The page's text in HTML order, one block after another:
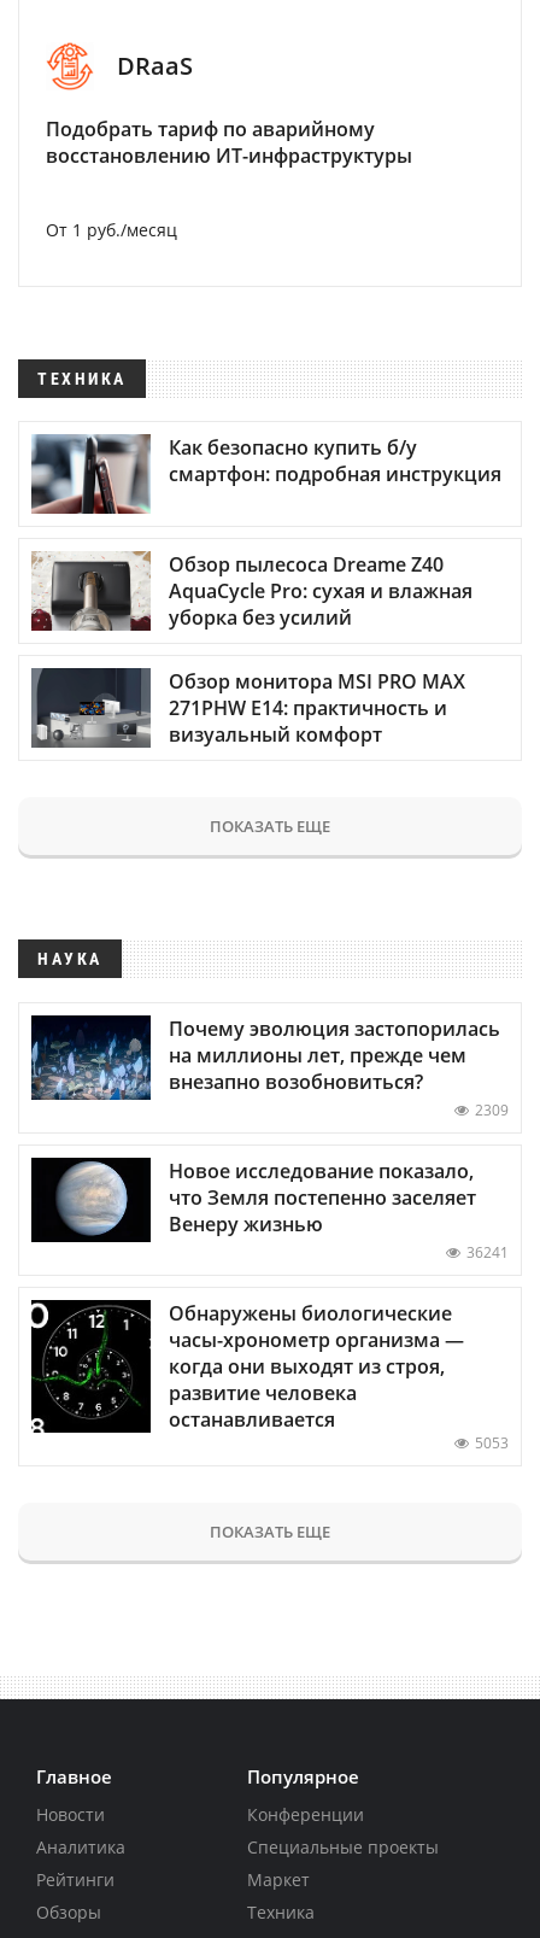
DRaaS
Подобрать тариф по аварийному
восстановлению ИТ-инфраструктуры
От 1 руб./месяц
ТЕХНИКА
Как безопасно купить б/у
смартфон: подробная инструкция
Обзор пылесоса Dreame Z40
AquaCycle Pro: сухая и влажная
уборка без усилий
Обзор монитора MSI PRO MAX
271PHW E14: практичность и
визуальный комфорт
ПОКАЗАТЬ ЕЩЕ
НАУКА
Почему эволюция застопорилась
на миллионы лет, прежде чем
внезапно возобновиться?
2309
Новое исследование показало,
что Земля постепенно заселяет
Венеру жизнью
36241
Обнаружены биологические
часы-хронометр организма —
когда они выходят из строя,
развитие человека
останавливается
5053
ПОКАЗАТЬ ЕЩЕ
Главное
Новости
Аналитика
Рейтинги
Обзоры
Популярное
Конференции
Специальные проекты
Маркет
Техника